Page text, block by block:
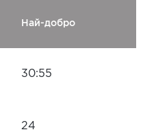
Най-добро
30:55
24